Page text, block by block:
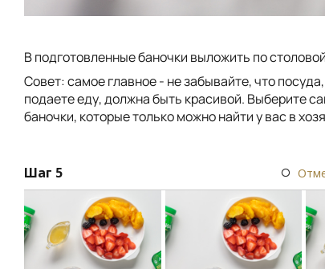
В подготовленные баночки выложить по
Совет: самое главное - не забывайте, что
подаете еду, должна быть красивой. Выберите
баночки, которые только можно найти у вас в
Шаг 5